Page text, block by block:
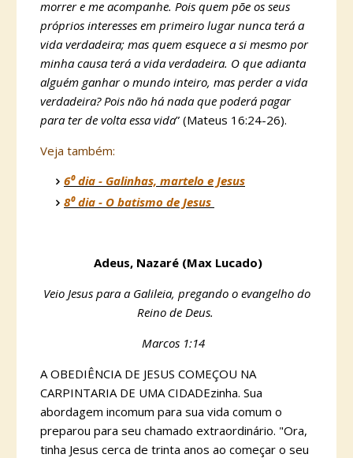
morrer e me acompanhe. Pois quem põe os seus
próprios interesses em primeiro lugar nunca terá a
vida verdadeira; mas quem esquece a si mesmo por
minha causa terá a vida verdadeira. O que adianta
alguém ganhar o mundo inteiro, mas perder a vida
verdadeira? Pois não há nada que poderá pagar
para ter de volta essa vida” (Mateus 16:24-26).
Veja também:
6⁰ dia - Galinhas, martelo e Jesus
8⁰ dia - O batismo de Jesus
Adeus, Nazaré (Max Lucado)
Veio Jesus para a Galileia, pregando o evangelho do
Reino de Deus.
Marcos 1:14
A OBEDIÊNCIA DE JESUS COMEÇOU NA
CARPINTARIA DE UMA CIDADEzinha. Sua
abordagem incomum para sua vida comum o
preparou para seu chamado extraordinário. "Ora,
tinha Jesus cerca de trinta anos ao começar o seu